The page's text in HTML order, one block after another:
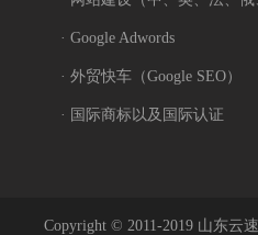
· Google Adwords
· 外贸快车（Google SEO）
· 国际商标以及国际认证
Copyright © 2011-2019 山东云